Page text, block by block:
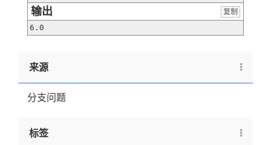
输出
复制
6.0
来源
分支问题
标签